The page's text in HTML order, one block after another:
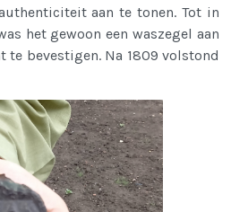
aan te tonen.Tot in
het gewoon een waszegel aan
bevestigen. Na 1809 volstond